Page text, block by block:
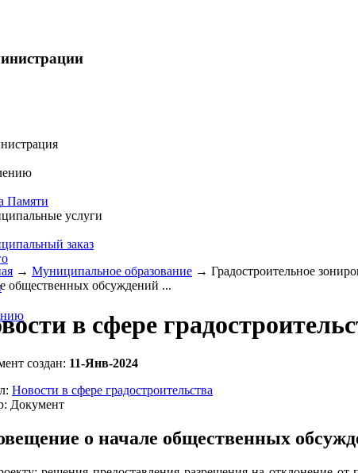
Памяти
услуги
заказ
→ Муниципальное образование → Градостроительное
общественных обсуждений ...
в сфере
создан: 11-Янв-2024
Новости в сфере градостроительства
Документ
о начале общественных